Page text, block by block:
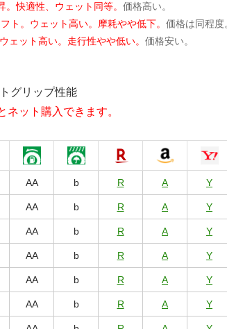
。快適性、ウェット同等。 価格高い。
ト。ウェット高い。摩耗やや低下。 価格は同程度
ェット高い。走行性やや低い。 価格安い。
グリップ性能
ット購入できます。
AA b R A Y
AA b R A Y
AA b R A Y
AA b R A Y
AA b R A Y
AA b R A Y